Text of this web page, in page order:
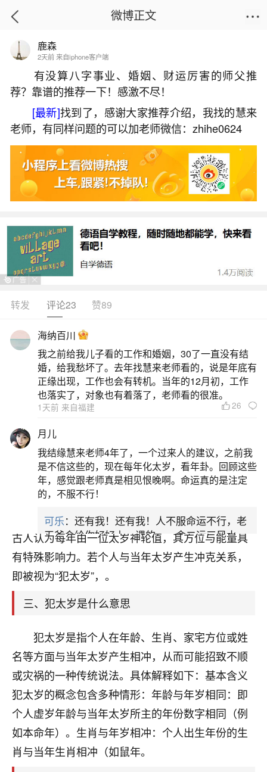
首页
犯太岁是啥子意思啊？
2026-05-25 20:35:04 2 6 赞
生活中像犯太岁是啥子意思啊？都是很常见的
问题，但是小问题不注意可能会引起大麻烦，下面
就这个问题给大家做一些解读：
一、犯太岁是什么意思
犯太岁是指一个人在某一年的生肖与当年的太
岁相冲、相害或相刑，被认为会遭遇不顺和阻碍。
以下是关于犯太岁的详细解释：一、太岁的含义太
木星，每12年运行一次。它既是星辰，也是民间供
奉的神。太岁当头：指的是出生人的年庚与值年的
太岁相同，通常发生在虚岁1岁、13岁、25岁、37
岁等年份
二、犯太岁是什么意思
犯太岁是指个人因年龄、生肖、家宅方位或姓
名与当年太岁产生冲克，从而可能招致不顺或灾祸
的传统说法，具体解释如下：核心概念太岁又称“太
岁星君”，是道教信仰中掌管人间吉凶祸福的神祇。
古人认为每年由一位太岁神轮值，其方位与能量具
有特殊影响力。若个人与当年太岁产生冲克关系，
即被视为“犯太岁”，。
三、犯太岁是什么意思
犯太岁是指个人在年龄、生肖、家宅方位或姓
名等方面与当年太岁产生相冲，从而可能招致不顺
或灾祸的一种传统说法。具体解释如下：基本含义
犯太岁的概念包含多种情形：年龄与年岁相同：即
个人虚岁年龄与当年太岁所主的年份数字相同（例
如本命年）。生肖与年岁相冲：个人出生年份的生
肖与当年生肖相冲（如鼠年。
微博正文
鹿森
2天前 来自iphone客户端
有没算八字事业、婚姻、财运厉害的师父推
荐？靠谱的推荐一下！感激不尽！
[最新]找到了，感谢大家推荐介绍，我找的慧来
老师，有同样问题的可以加老师微信：zhihe0624
转发 评论23 赞89
海纳百川
我之前给我儿子看的工作和婚姻，30了一直没有结
婚，给我愁坏了。去年找慧来老师看的，说是年底有
正缘出现，工作也会有转机。当年的12月初，工作
也落实了，对象也有着落了，老师看的很准。
1天前 来自福建 26
月儿
我结缘慧来老师4年了，一个过来人的建议，之前我
是不信这些的，现在每年化太岁，看年卦。回顾这些
年，感觉跟老师真是相见恨晚啊。命运真的是注定
的，不服不行！
可乐：还有我！还有我！人不服命运不行，老
天爷会给你好好上一课的。一命二运三风水，
哪样不服都不行！
平安是福 ：我也是每年找老师化太岁，看年
卦，认识老师3年了，都是缘分啊！
17分钟前 来自湖北
心若莲花
我是做餐饮的，这两年，生意屡屡受挫，店开一家关
一家，要么生意不好，生意好的就出事。前些年攒的
家底快败光了，真是倒霉！我也想找人看看到底怎么
回事？
鹿森：你可以找老师看看，人有时不服命不行
啊！
太阳当空赵：我也做餐饮的，生意不算大，但
是我从找店开始都是找慧来老师跟进的，选